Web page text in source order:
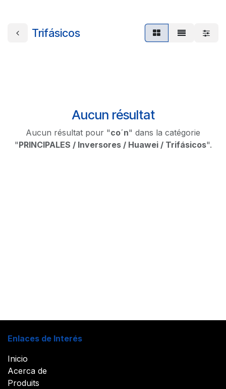
Trifásicos
Aucun résultat
Aucun résultat pour "co´n" dans la catégorie
"PRINCIPALES / Inversores / Huawei / Trifásicos".
Enlaces de Interés
Inicio
Acerca de
Produits